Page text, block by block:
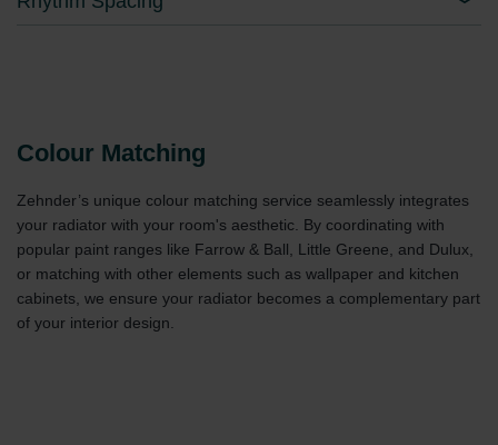
Zehnder Group UK Limited: Privacy Policy
Colour Matching
Zehnder’s unique colour matching service seamlessly integrates
your radiator with your room's aesthetic. By coordinating with
popular paint ranges like Farrow & Ball, Little Greene, and Dulux,
or matching with other elements such as wallpaper and kitchen
cabinets, we ensure your radiator becomes a complementary part
of your interior design.